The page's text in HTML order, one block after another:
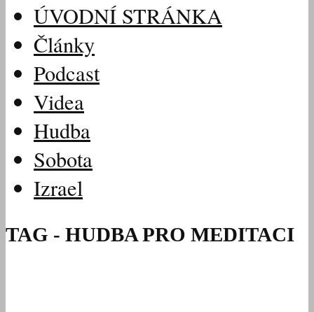
ÚVODNÍ STRÁNKA
Články
Podcast
Videa
Hudba
Sobota
Izrael
TAG - HUDBA PRO MEDITACI